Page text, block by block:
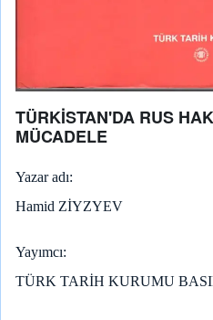
TÜRKİSTAN'DA RUS
MÜCADELE
Yazar adı
Hamid ZİYZYEV
Yayımcı
TÜRK TARİH KURUMU